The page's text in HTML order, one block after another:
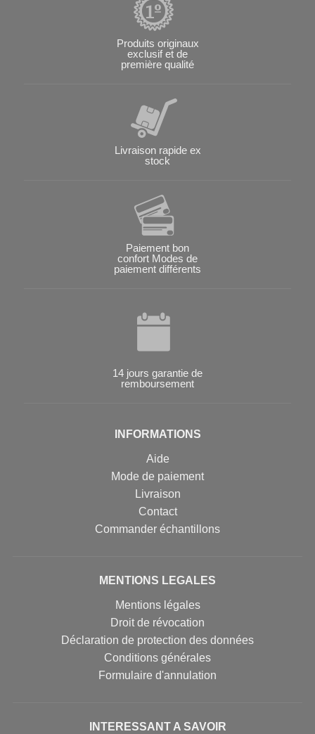
Produits originaux
exclusif et de
première qualité
Livraison rapide ex
stock
Paiement bon
confort Modes de
paiement différents
14 jours garantie de
remboursement
INFORMATIONS
Aide
Mode de paiement
Livraison
Contact
Commander échantillons
MENTIONS LEGALES
Mentions légales
Droit de révocation
Déclaration de protection des données
Conditions générales
Formulaire d'annulation
INTERESSANT A SAVOIR